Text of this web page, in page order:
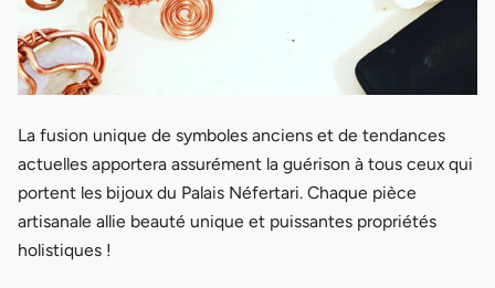
La fusion unique de symboles anciens et de tendances
actuelles apportera assurément la guérison à tous ceux qui
portent les bijoux du Palais Néfertari. Chaque pièce
artisanale allie beauté unique et puissantes propriétés
holistiques !